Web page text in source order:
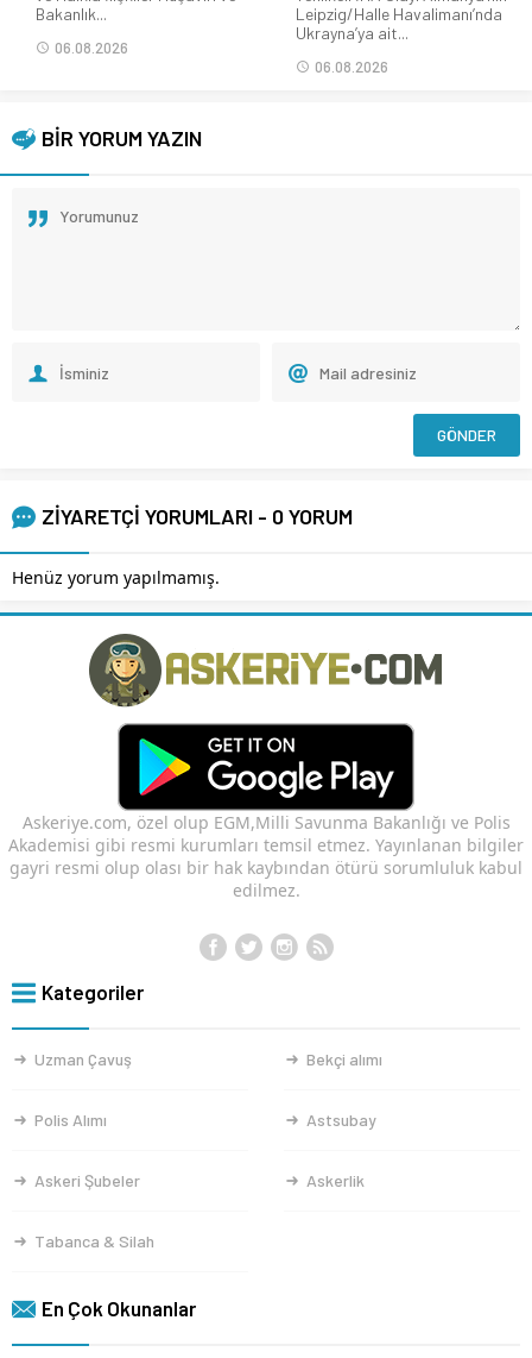
Bakanlık...
06.08.2026
Leipzig/Halle Havalimanı’nda
Ukrayna’ya ait...
06.08.2026
BİR YORUM YAZIN
ZİYARETÇİ YORUMLARI - 0 YORUM
Henüz yorum yapılmamış.
Askeriye.com, özel olup EGM,Milli Savunma Bakanlığı ve Polis
Akademisi gibi resmi kurumları temsil etmez. Yayınlanan bilgiler
gayri resmi olup olası bir hak kaybından ötürü sorumluluk kabul
edilmez.
Kategoriler
Uzman Çavuş Bekçi alımı
Polis Alımı Astsubay
Askeri Şubeler Askerlik
Tabanca & Silah
En Çok Okunanlar